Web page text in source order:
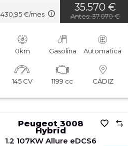
430,95 €/mes
35.570 €
Antes: 37.070 €
0km Gasolina Automatica
145 CV 1199 cc CÁDIZ
Peugeot 3008
Hybrid
1.2 107KW Allure eDCS6